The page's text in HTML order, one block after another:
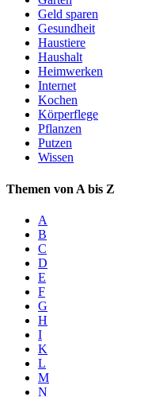
Geld sparen
Gesundheit
Haustiere
Haushalt
Heimwerken
Internet
Kochen
Körperflege
Pflanzen
Putzen
Wissen
Themen von A bis Z
A
B
C
D
E
F
G
H
I
K
L
M
N